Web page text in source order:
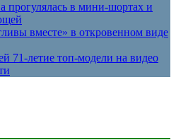
прогулялась в мини-шортах и
вместе» в откровенном виде
71-летие топ-модели на видео